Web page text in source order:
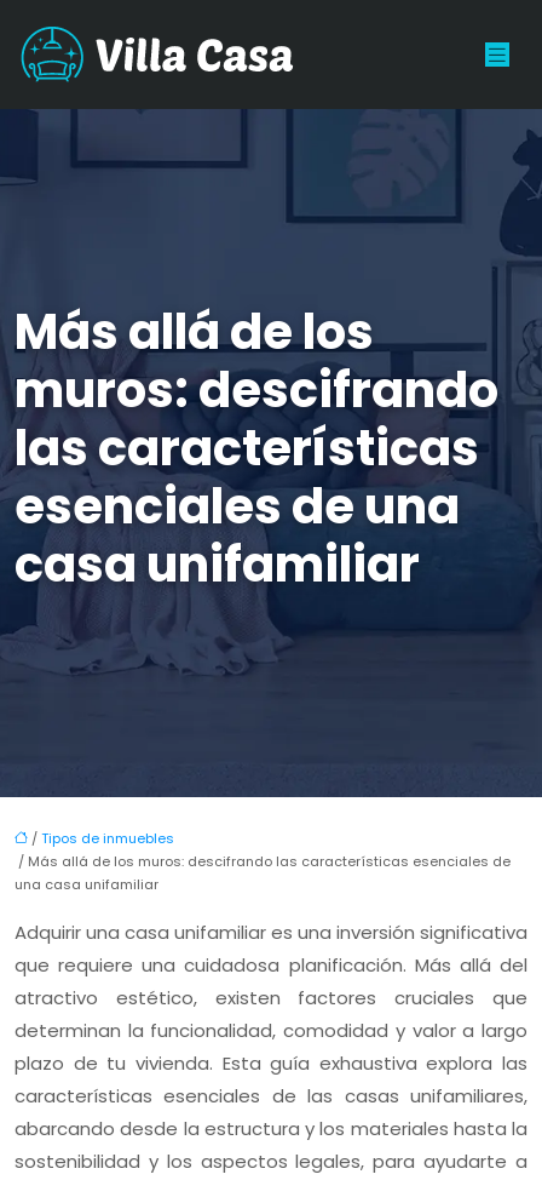
Más allá de los
muros: descifrando
las características
esenciales de una
casa unifamiliar
/Tipos de inmuebles
/ Más allá de los muros: descifrando las características esenciales de
una casa unifamiliar
Adquirir una casa unifamiliar es una inversión significativa
que requiere una cuidadosa planificación. Más allá del
atractivo estético, existen factores cruciales que
determinan la funcionalidad, comodidad y valor a largo
plazo de tu vivienda. Esta guía exhaustiva explora las
características esenciales de las casas unifamiliares,
abarcando desde la estructura y los materiales hasta la
sostenibilidad y los aspectos legales, para ayudarte a